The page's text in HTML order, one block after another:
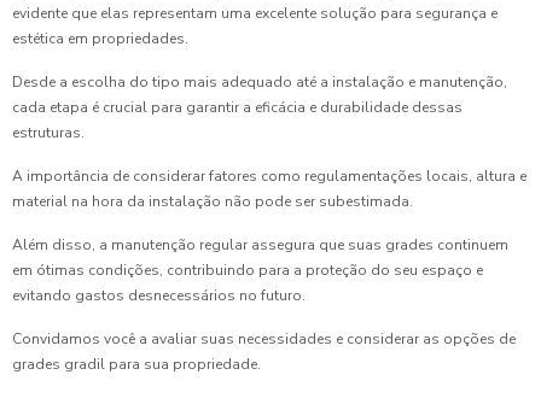
evidente que elas representam uma excelente solução para segurança e
estética em propriedades.
Desde a escolha do tipo mais adequado até a instalação e manutenção,
cada etapa é crucial para garantir a eficácia e durabilidade dessas
estruturas.
A importância de considerar fatores como regulamentações locais, altura e
material na hora da instalação não pode ser subestimada.
Além disso, a manutenção regular assegura que suas grades continuem
em ótimas condições, contribuindo para a proteção do seu espaço e
evitando gastos desnecessários no futuro.
Convidamos você a avaliar suas necessidades e considerar as opções de
grades gradil para sua propriedade.